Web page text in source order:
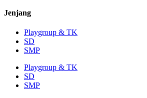
Jenjang
Playgroup & TK
SD
SMP
Playgroup & TK
SD
SMP